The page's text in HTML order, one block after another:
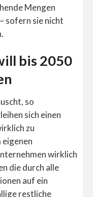
Mengen
sofern sie nicht
bis 2050
so
sich einen
zu
wirklich
die durch alle
auf ein
restliche